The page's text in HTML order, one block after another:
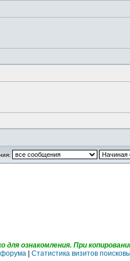
ознакомления. При
| Статистика визитов